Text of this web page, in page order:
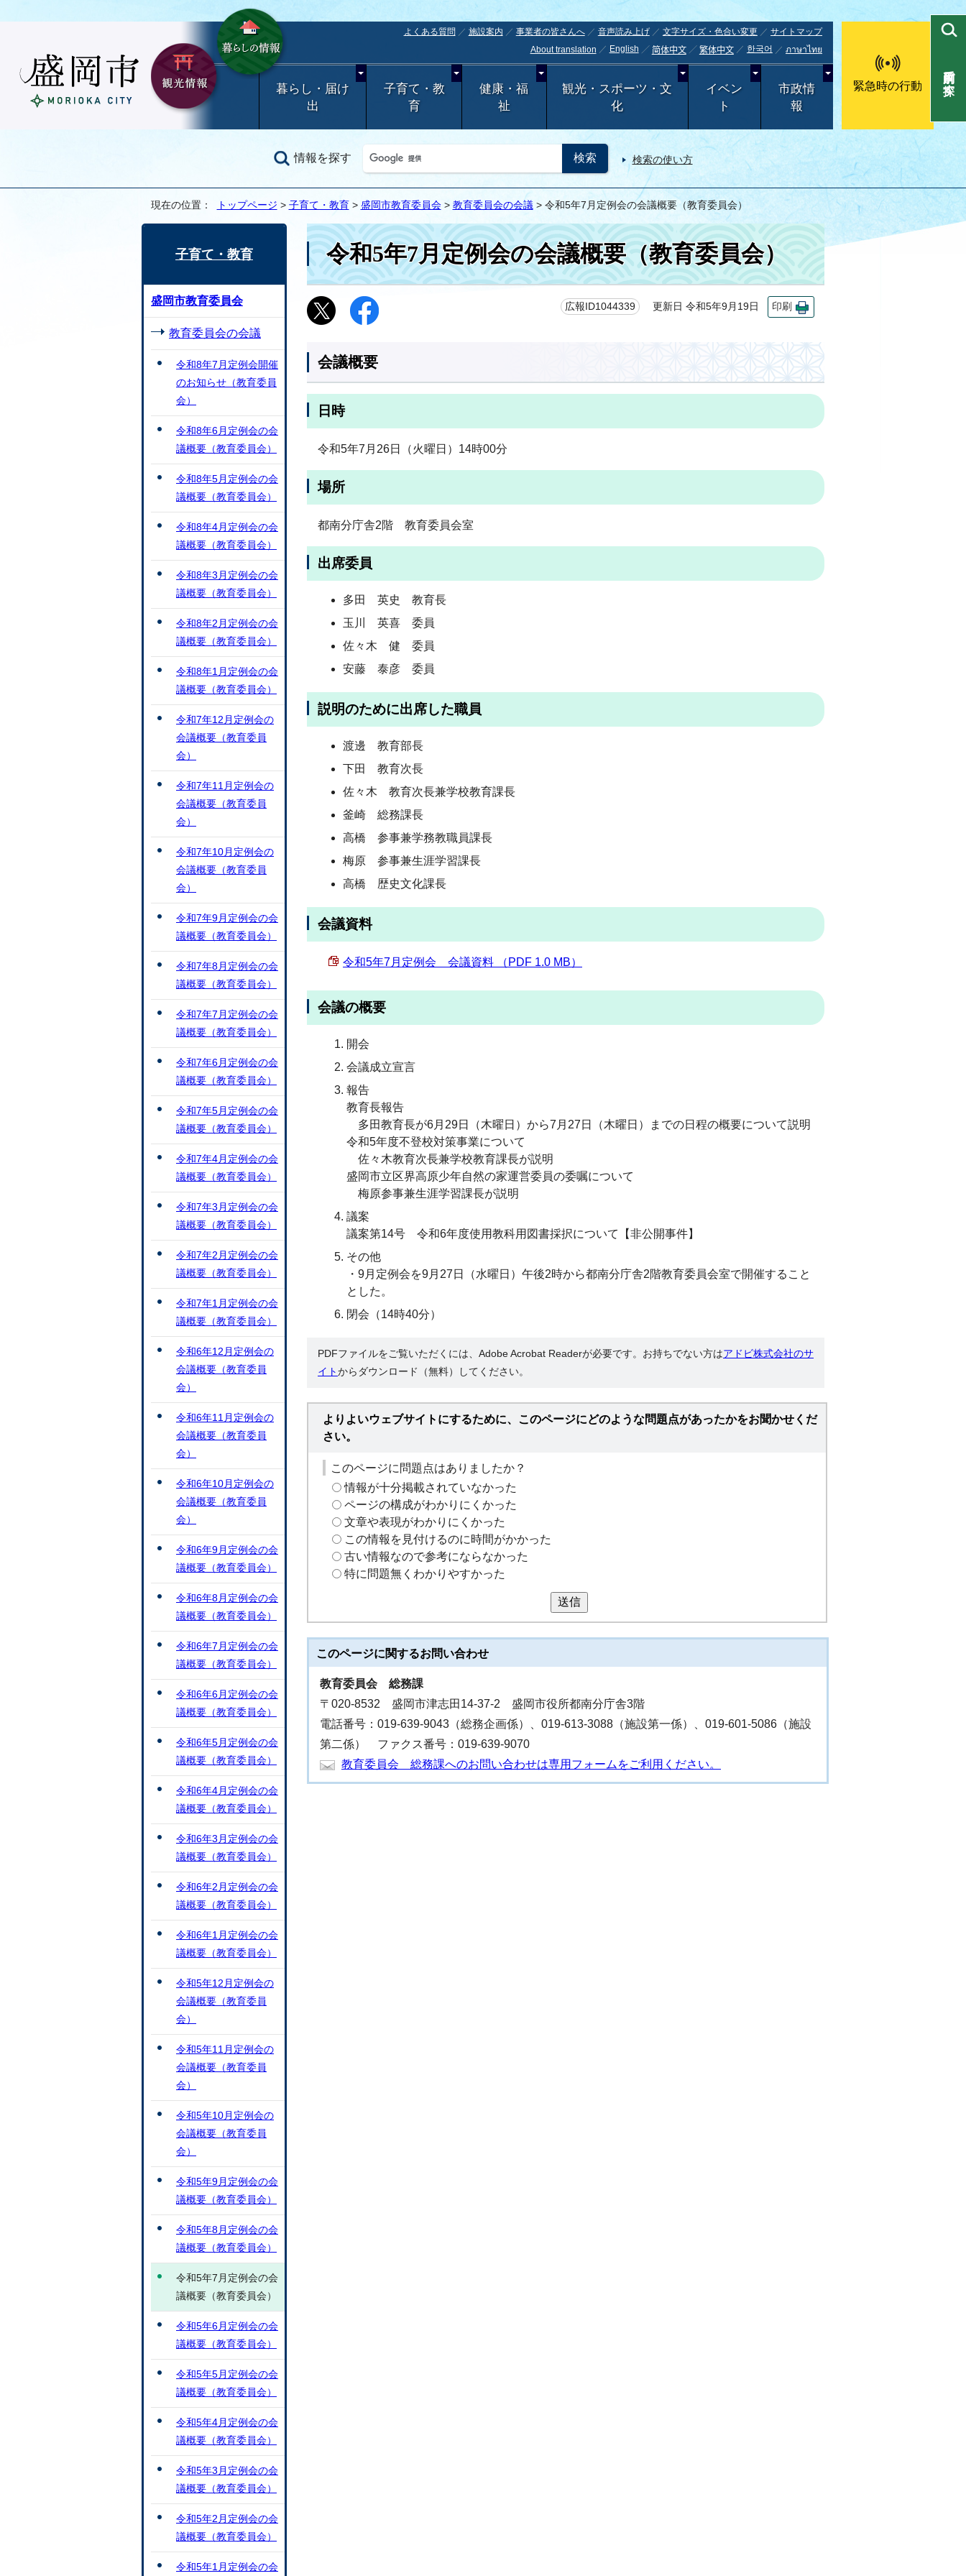
よくある質問 施設案内 事業者の皆さんへ 音声読み上げ 文字サイズ・色合い変更
サイトマップ
About translation
English 简体中文 繁体中文 한국어 ภาษาไทย
暮らし・届け
出
子育て・教
育
健康・福
祉
観光・スポーツ・文
化
イベン
ト
市政情
報
緊急時の行動
情報を探す 検索の使い方
目的別で探す
現在の位置： トップページ > 子育て・教育> 盛岡市教育委員会> 教育委員会の会議> 令和5年7月定例会の会議概要（教育委員会）
令和5年7月定例会の会議概要（教育委員会）
広報ID1044339 更新日 令和5年9月19日 印刷
会議概要
日時
令和5年7月26日（火曜日）14時00分
場所
都南分庁舎2階 教育委員会室
出席委員
多田 英史 教育長
玉川 英喜 委員
佐々木 健 委員
安藤 泰彦 委員
説明のために出席した職員
渡邊 教育部長
下田 教育次長
佐々木 教育次長兼学校教育課長
釜崎 総務課長
高橋 参事兼学務教職員課長
梅原 参事兼生涯学習課長
高橋 歴史文化課長
会議資料
令和5年7月定例会 会議資料 （PDF 1.0 MB）
会議の概要
開会
会議成立宣言
報告
教育長報告
多田教育長が6月29日（木曜日）から7月27日（木曜日）までの日程の概要について説明
令和5年度不登校対策事業について
佐々木教育次長兼学校教育課長が説明
盛岡市立区界高原少年自然の家運営委員の委嘱について
梅原参事兼生涯学習課長が説明
議案
議案第14号 令和6年度使用教科用図書採択について【非公開事件】
その他
・9月定例会を9月27日（水曜日）午後2時から都南分庁舎2階教育委員会室で開催すること
とした。
閉会（14時40分）
PDFファイルをご覧いただくには、Adobe Acrobat Readerが必要です。お持ちでない方はアドビ株式会社のサ
イトからダウンロード（無料）してください。
よりよいウェブサイトにするために、このページにどのような問題点があったかをお聞かせくだ
さい。
このページに問題点はありましたか？
情報が十分掲載されていなかった
ページの構成がわかりにくかった
文章や表現がわかりにくかった
この情報を見付けるのに時間がかかった
古い情報なので参考にならなかった
特に問題無くわかりやすかった
送信
このページに関するお問い合わせ
教育委員会 総務課
〒020-8532 盛岡市津志田14-37-2 盛岡市役所都南分庁舎3階
電話番号：019-639-9043（総務企画係）、019-613-3088（施設第一係）、019-601-5086（施設
第二係） ファクス番号：019-639-9070
教育委員会 総務課へのお問い合わせは専用フォームをご利用ください。
子育て・教育
盛岡市教育委員会
教育委員会の会議
令和8年7月定例会開催
のお知らせ（教育委員
会）
令和8年6月定例会の会
議概要（教育委員会）
令和8年5月定例会の会
議概要（教育委員会）
令和8年4月定例会の会
議概要（教育委員会）
令和8年3月定例会の会
議概要（教育委員会）
令和8年2月定例会の会
議概要（教育委員会）
令和8年1月定例会の会
議概要（教育委員会）
令和7年12月定例会の
会議概要（教育委員
会）
令和7年11月定例会の
会議概要（教育委員
会）
令和7年10月定例会の
会議概要（教育委員
会）
令和7年9月定例会の会
議概要（教育委員会）
令和7年8月定例会の会
議概要（教育委員会）
令和7年7月定例会の会
議概要（教育委員会）
令和7年6月定例会の会
議概要（教育委員会）
令和7年5月定例会の会
議概要（教育委員会）
令和7年4月定例会の会
議概要（教育委員会）
令和7年3月定例会の会
議概要（教育委員会）
令和7年2月定例会の会
議概要（教育委員会）
令和7年1月定例会の会
議概要（教育委員会）
令和6年12月定例会の
会議概要（教育委員
会）
令和6年11月定例会の
会議概要（教育委員
会）
令和6年10月定例会の
会議概要（教育委員
会）
令和6年9月定例会の会
議概要（教育委員会）
令和6年8月定例会の会
議概要（教育委員会）
令和6年7月定例会の会
議概要（教育委員会）
令和6年6月定例会の会
議概要（教育委員会）
令和6年5月定例会の会
議概要（教育委員会）
令和6年4月定例会の会
議概要（教育委員会）
令和6年3月定例会の会
議概要（教育委員会）
令和6年2月定例会の会
議概要（教育委員会）
令和6年1月定例会の会
議概要（教育委員会）
令和5年12月定例会の
会議概要（教育委員
会）
令和5年11月定例会の
会議概要（教育委員
会）
令和5年10月定例会の
会議概要（教育委員
会）
令和5年9月定例会の会
議概要（教育委員会）
令和5年8月定例会の会
議概要（教育委員会）
令和5年7月定例会の会
議概要（教育委員会）
令和5年6月定例会の会
議概要（教育委員会）
令和5年5月定例会の会
議概要（教育委員会）
令和5年4月定例会の会
議概要（教育委員会）
令和5年3月定例会の会
議概要（教育委員会）
令和5年2月定例会の会
議概要（教育委員会）
令和5年1月定例会の会